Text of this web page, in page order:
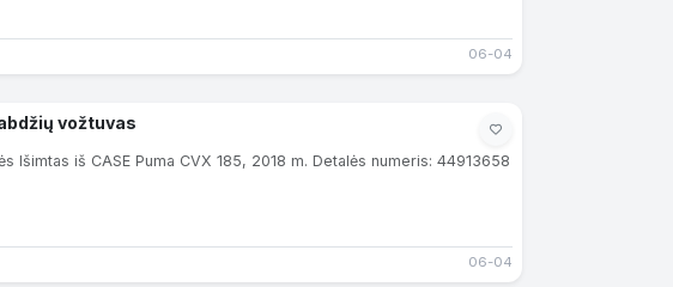
06-04
vožtuvas
Išimtas iš CASE Puma CVX 185, 2018 m. Detalės numeris: 44913658
06-04